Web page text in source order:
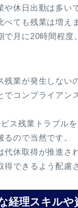
や休日出勤は多い
べても残業は増え
で月に20時間程度
残業が発生しない
でコンプライアン
ス残業トラブル
ので当然です。
代休取得が推進さ
得できるよう配慮
経理スキルや